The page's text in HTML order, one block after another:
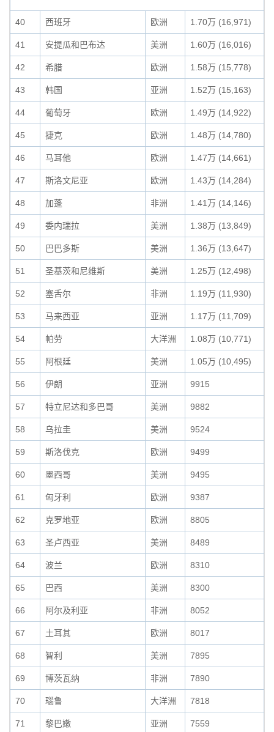
40 西班牙 欧洲 1.70万 (16,971)
41 安提瓜和巴布达 美洲 1.60万 (16,016)
42 希腊 欧洲 1.58万 (15,778)
43 韩国 亚洲 1.52万 (15,163)
44 葡萄牙 欧洲 1.49万 (14,922)
45 捷克 欧洲 1.48万 (14,780)
46 马耳他 欧洲 1.47万 (14,661)
47 斯洛文尼亚 欧洲 1.43万 (14,284)
48 加蓬 非洲 1.41万 (14,146)
49 委内瑞拉 美洲 1.38万 (13,849)
50 巴巴多斯 美洲 1.36万 (13,647)
51 圣基茨和尼维斯 美洲 1.25万 (12,498)
52 塞舌尔 非洲 1.19万 (11,930)
53 马来西亚 亚洲 1.17万 (11,709)
54 帕劳 大洋洲 1.08万 (10,771)
55 阿根廷 美洲 1.05万 (10,495)
56 伊朗 亚洲 9915
57 特立尼达和多巴哥 美洲 9882
58 乌拉圭 美洲 9524
59 斯洛伐克 欧洲 9499
60 墨西哥 美洲 9495
61 匈牙利 欧洲 9387
62 克罗地亚 欧洲 8805
63 圣卢西亚 美洲 8489
64 波兰 欧洲 8310
65 巴西 美洲 8300
66 阿尔及利亚 非洲 8052
67 土耳其 欧洲 8017
68 智利 美洲 7895
69 博茨瓦纳 非洲 7890
70 瑙鲁 大洋洲 7818
71 黎巴嫩 亚洲 7559